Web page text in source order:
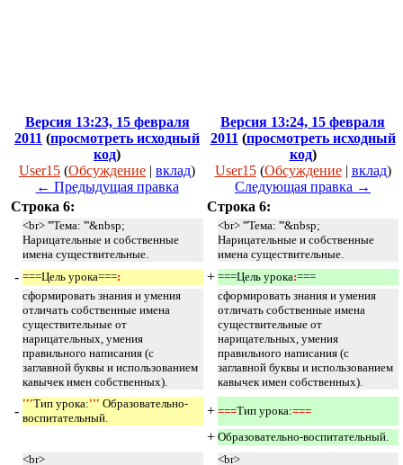
Версия 13:23, 15 февраля
2011 (просмотреть исходный
код)
User15 (Обсуждение | вклад)
← Предыдущая правка
Версия 13:24, 15 февраля
2011 (просмотреть исходный
код)
User15 (Обсуждение| вклад)
Следующая правка →
Строка 6:
Строка 6:
<br> '''Тема: '''&nbsp;
Нарицательные и собственные
имена существительные.
<br> '''Тема: '''&nbsp;
Нарицательные и собственные
имена существительные.
- ===Цель урока===: + ===Цель урока:===
сформировать знания и умения
отличать собственные имена
существительные от
нарицательных, умения
правильного написания (с
заглавной буквы и использованием
кавычек имен собственных).
сформировать знания и умения
отличать собственные имена
существительные от
нарицательных, умения
правильного написания (с
заглавной буквы и использованием
кавычек имен собственных).
- '''Тип урока:''' Образовательно-
воспитательный.
+ ===Тип урока:===
+ Образовательно-воспитательный.
<br>
<br>